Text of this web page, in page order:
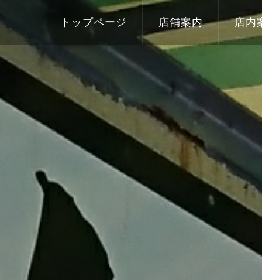
トップページ 店舗案内 店内